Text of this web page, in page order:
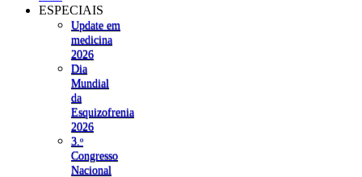
ESPECIAIS
Update em
medicina
2026
Dia
Mundial
da
Esquizofrenia
2026
3.ᵒ
Congresso
Nacional